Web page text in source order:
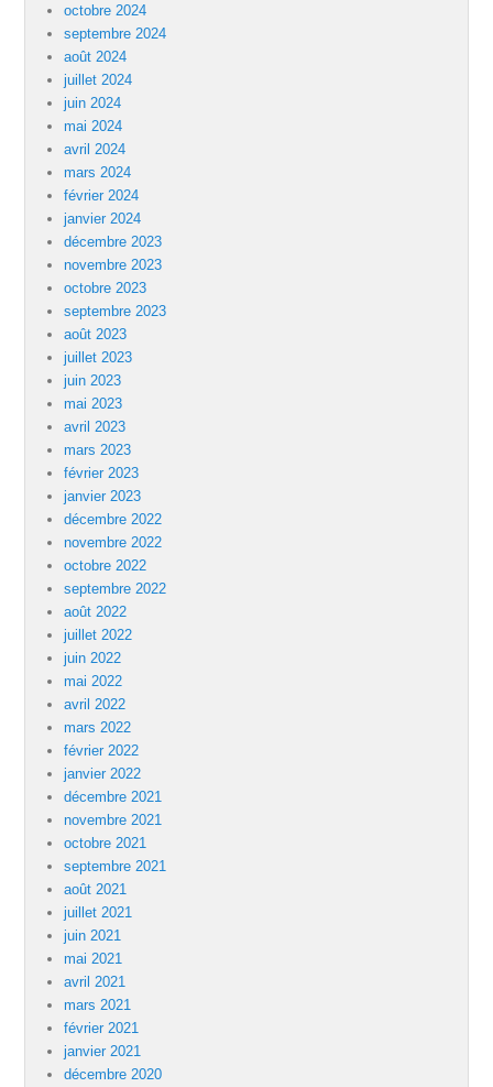
octobre 2024
septembre 2024
août 2024
juillet 2024
juin 2024
mai 2024
avril 2024
mars 2024
février 2024
janvier 2024
décembre 2023
novembre 2023
octobre 2023
septembre 2023
août 2023
juillet 2023
juin 2023
mai 2023
avril 2023
mars 2023
février 2023
janvier 2023
décembre 2022
novembre 2022
octobre 2022
septembre 2022
août 2022
juillet 2022
juin 2022
mai 2022
avril 2022
mars 2022
février 2022
janvier 2022
décembre 2021
novembre 2021
octobre 2021
septembre 2021
août 2021
juillet 2021
juin 2021
mai 2021
avril 2021
mars 2021
février 2021
janvier 2021
décembre 2020